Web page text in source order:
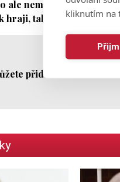
kliknutím na
ale nemám. Pro mě je
hraji, tak snad to místo
přidat komentář.